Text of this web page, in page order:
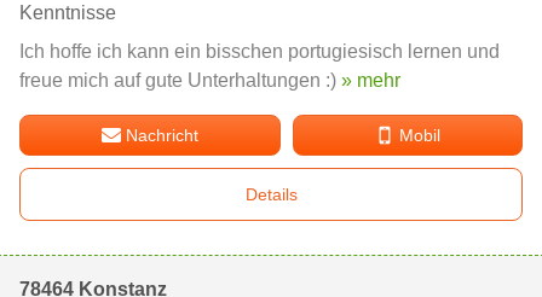
Kenntnisse
Ich hoffe ich kann ein bisschen portugiesisch lernen und
freue mich auf gute Unterhaltungen :) » mehr
Nachricht Mobil
Details
78464 Konstanz